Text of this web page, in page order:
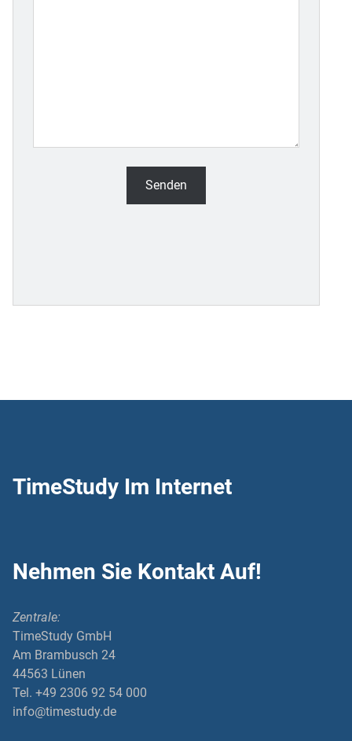
TimeStudy Im Internet
Nehmen Sie Kontakt Auf!
Zentrale:
TimeStudy GmbH
Am Brambusch 24
44563 Lünen
Tel. +49 2306 92 54 000
info@timestudy.de